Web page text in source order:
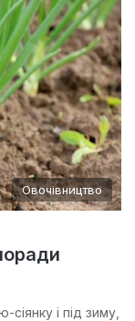
Овочівництво
і під зиму,